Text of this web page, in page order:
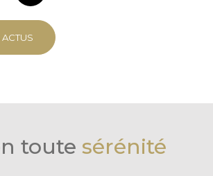
toute sérénité